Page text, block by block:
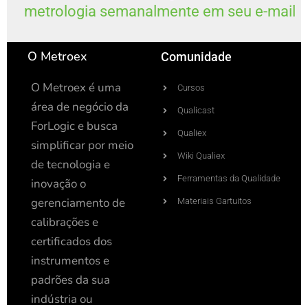
-
i
m
metrologia semanalmente em seu e-mail
O Metroex
O Metroex é uma
área de negócio da
ForLogic e busca
simplificar por meio
de tecnologia e
inovação o
gerenciamento de
calibrações e
certificados dos
instrumentos e
padrões da sua
indústria ou
Comunidade
Cursos
Qualicast
Qualiex
Wiki Qualiex
Ferramentas da Qualidade
Materiais Gartuitos